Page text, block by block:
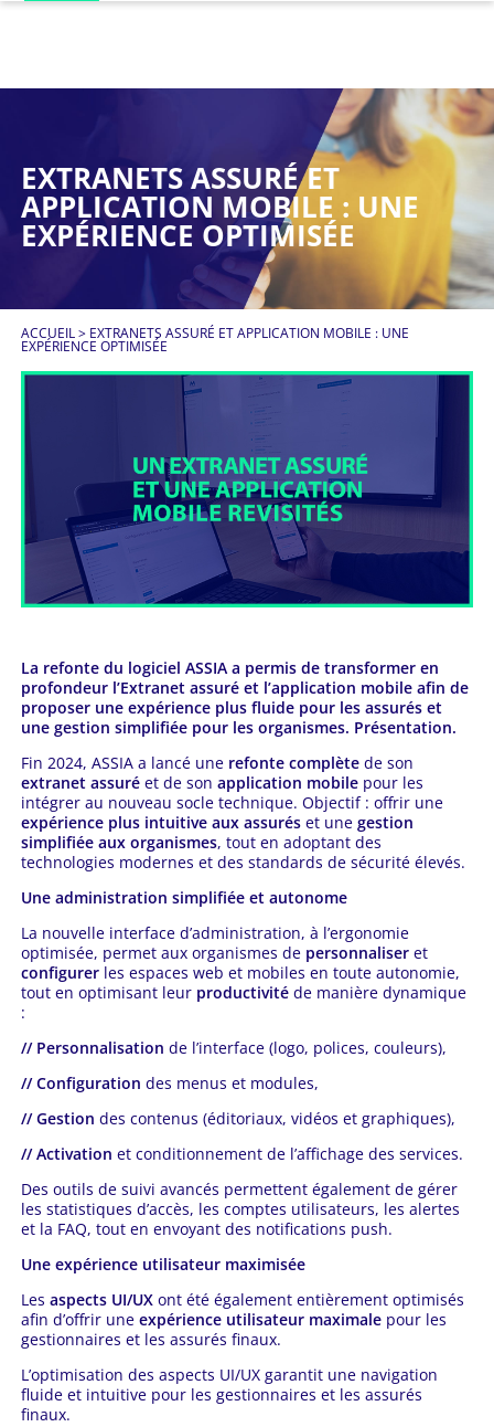
EXTRANETS ASSURÉ ET
APPLICATION MOBILE : UNE
EXPÉRIENCE OPTIMISÉE
ACCUEIL> EXTRANETS ASSURÉ ET APPLICATION MOBILE : UNE
EXPÉRIENCE OPTIMISÉE
La refonte du logiciel ASSIA a permis de transformer en
profondeur l’Extranet assuré et l’application mobile afin de
proposer une expérience plus fluide pour les assurés et
une gestion simplifiée pour les organismes. Présentation.
Fin 2024, ASSIA a lancé une refonte complètede son
extranet assuréet de son application mobilepour les
intégrer au nouveau socle technique. Objectif : offrir une
expérience plus intuitive aux assuréset une gestion
simplifiée aux organismes, tout en adoptant des
technologies modernes et des standards de sécurité élevés.
Une administration simplifiée et autonome
La nouvelle interface d’administration, à l’ergonomie
optimisée, permet aux organismes de personnaliseret
configurerles espaces web et mobiles en toute autonomie,
tout en optimisant leur productivitéde manière dynamique
:
// Personnalisation de l’interface (logo, polices, couleurs),
// Configuration des menus et modules,
// Gestion des contenus (éditoriaux, vidéos et graphiques),
// Activation et conditionnement de l’affichage des services.
Des outils de suivi avancés permettent également de gérer
les statistiques d’accès, les comptes utilisateurs, les alertes
et la FAQ, tout en envoyant des notifications push.
Une expérience utilisateur maximisée
Les aspects UI/UXont été également entièrement optimisés
afin d’offrir une expérience utilisateur maximalepour les
gestionnaires et les assurés finaux.
L’optimisation des aspects UI/UX garantit une navigation
fluide et intuitive pour les gestionnaires et les assurés
finaux.